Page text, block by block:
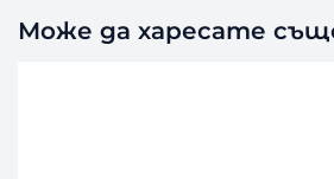
Може да харесате